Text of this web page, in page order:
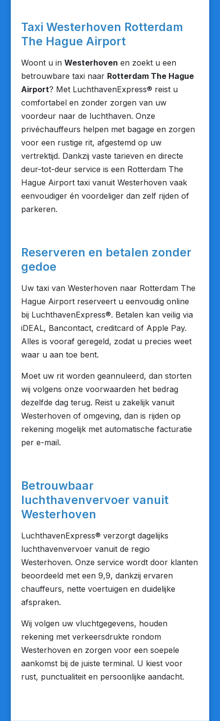
Taxi Westerhoven Rotterdam
The Hague Airport
Woont u in Westerhoven en zoekt u een
betrouwbare taxi naar Rotterdam The Hague
Airport? Met LuchthavenExpress® reist u
comfortabel en zonder zorgen van uw
voordeur naar de luchthaven. Onze
privéchauffeurs helpen met bagage en zorgen
voor een rustige rit, afgestemd op uw
vertrektijd. Dankzij vaste tarieven en directe
deur-tot-deur service is een Rotterdam The
Hague Airport taxi vanuit Westerhoven vaak
eenvoudiger én voordeliger dan zelf rijden of
parkeren.
Reserveren en betalen zonder
gedoe
Uw taxi van Westerhoven naar Rotterdam The
Hague Airport reserveert u eenvoudig online
bij LuchthavenExpress®. Betalen kan veilig via
iDEAL, Bancontact, creditcard of Apple Pay.
Alles is vooraf geregeld, zodat u precies weet
waar u aan toe bent.
Moet uw rit worden geannuleerd, dan storten
wij volgens onze voorwaarden het bedrag
dezelfde dag terug. Reist u zakelijk vanuit
Westerhoven of omgeving, dan is rijden op
rekening mogelijk met automatische facturatie
per e-mail.
Betrouwbaar
luchthavenvervoer vanuit
Westerhoven
LuchthavenExpress® verzorgt dagelijks
luchthavenvervoer vanuit de regio
Westerhoven. Onze service wordt door klanten
beoordeeld met een 9,9, dankzij ervaren
chauffeurs, nette voertuigen en duidelijke
afspraken.
Wij volgen uw vluchtgegevens, houden
rekening met verkeersdrukte rondom
Westerhoven en zorgen voor een soepele
aankomst bij de juiste terminal. U kiest voor
rust, punctualiteit en persoonlijke aandacht.